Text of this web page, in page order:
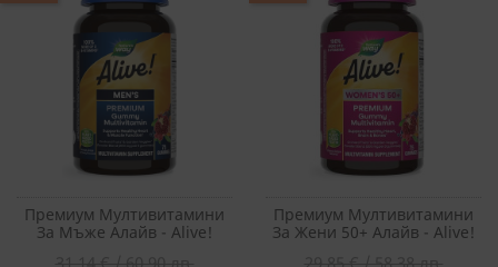
Премиум Мултивитамини
За Мъже Алайв - Alive!
Премиум Мултивитамини
За Жени 50+ Алайв - Alive!